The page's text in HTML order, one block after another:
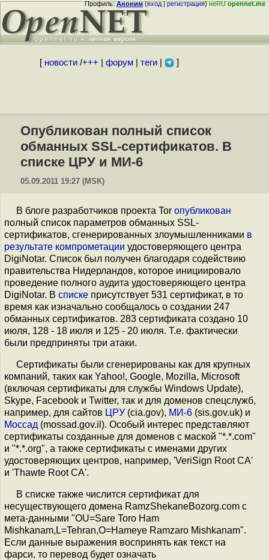
Профиль:Аноним(вход|регистрация)неRUopennet.me
[ новости/+++ форум| теги| ]
Опубликован полный список
обманных SSL-сертификатов. В
списке ЦРУ и МИ-6
05.09.2011 19:27 (MSK)
В блоге разработчиков проекта Tor опубликован
полный список параметров обманных SSL-
сертификатов, сгенерированных злоумышленниками в
результате компрометации удостоверяющего центра
DigiNotar. Список был получен благодаря содействию
правительства Нидерландов, которое инициировало
проведение полного аудита удостоверяющего центра
DigiNotar. В списке присутствует 531 сертификат, в то
время как изначально сообщалось о создании 247
обманных сертификатов. 283 сертификата создано 10
июля, 128 - 18 июля и 125 - 20 июля. Т.е. фактически
были предприняты три атаки.
Сертификаты были сгенерированы как для крупных
компаний, таких как Yahoo!, Google, Mozilla, Microsoft
(включая сертификаты для службы Windows Update),
Skype, Facebook и Twitter, так и для доменов спецслужб,
например, для сайтов ЦРУ (cia.gov), МИ-6 (sis.gov.uk) и
Моссад (mossad.gov.il). Особый интерес представляют
сертификаты созданные для доменов с маской "*.*.com"
и "*.*.org", а также сертификаты с именами других
удостоверяющих центров, например, 'VeriSign Root CA'
и 'Thawte Root CA'.
В списке также числится сертификат для
несуществующего домена RamzShekaneBozorg.com с
мета-данными "OU=Sare Toro Ham
Mishkanam,L=Tehran,O=Hameye Ramzaro Mishkanam".
Если данные выражения воспринять как текст на
фарси, то перевод будет означать